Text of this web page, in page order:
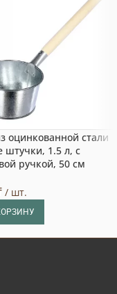
оцинкованной стали
штучки, 1.5 л, с
ручкой, 50 см
/ шт.